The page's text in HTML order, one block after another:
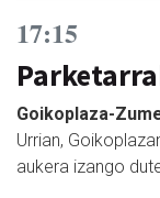
17:15
Goikoplaza-
Urrian,
aukera izango